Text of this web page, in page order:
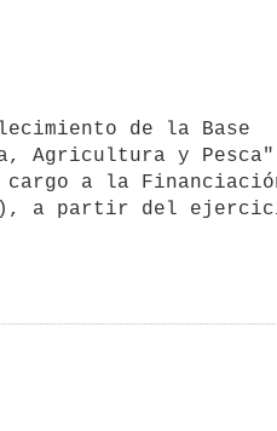
Agricultura y
cargo a la
a partir del